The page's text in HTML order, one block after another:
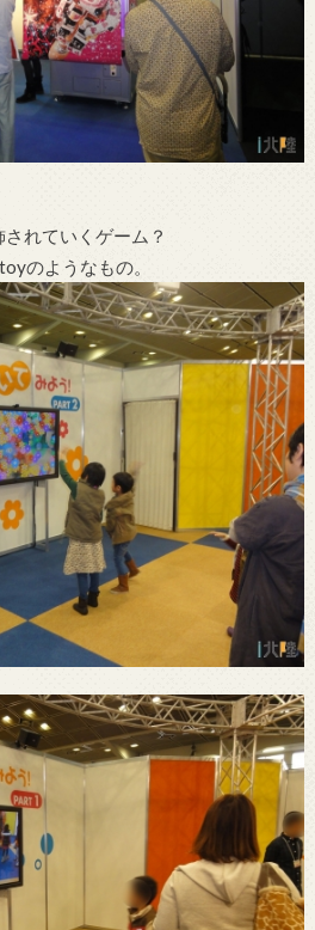
れていくゲーム？
のようなもの。